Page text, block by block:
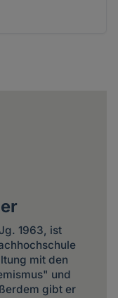
1963, ist
mit den
und
gibt er